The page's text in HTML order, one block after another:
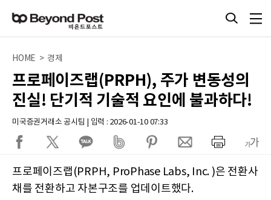
HOME > 경제
프로페이즈랩(PRPH), 주가 변동성의
진실! 단기적 기술적 요인에 불과하다!
미국증권거래소 공시팀 | 입력 : 2026-01-10 07:33
프로페이즈랩(PRPH, ProPhase Labs, Inc. )은 전환사
채를 전환하고 자본구조를 업데이트했다.